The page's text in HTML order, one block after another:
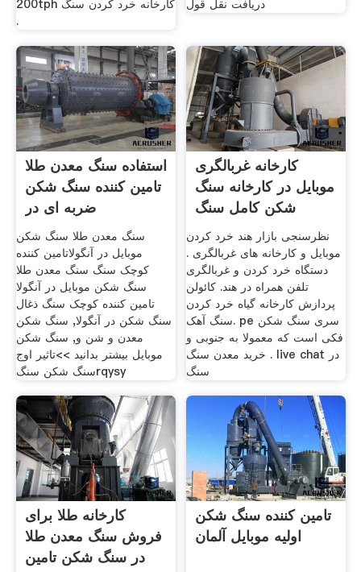
200tph کارخانه خرد کردن سنگ
.
دریافت نقل قول
استفاده سنگ معدن طلا
تامین کننده سنگ شکن
ضربه ای در
سنگ معدن طلا سنگ شکن
موبایل در آنگولاتامین کننده
کوچک سنگ سنگ معدن طلا
سنگ شکن موبایل در آنگولا
تامین کننده کوچک سنگ ذغال
سنگ شکن در آنگولا, سنگ شکن
معدن و شن و, سنگ شکن
موبایل بیشتر بدانید >>تاثیر اوج
سنگ شکن سنگrqysy
کارخانه غربالگری
موبایل در کارخانه سنگ
شکن کامل سنگ
نظرسنجی بازار هند خرد کردن
موبایل و کارخانه های غربالگری .
دستگاه خرد کردن و غربالگری
تلفن همراه در هند. کائولن
پردازش کارخانه گیاه خرد کردن
سنگ آهک. pe سری سنگ شکن
فکی است که معمولا به جنوبی و
خرید معدن سنگ . live chat در
سنگ
کارخانه طلا برای
فروش سنگ معدن طلا
در سنگ شکن تامین
تامین کننده سنگ شکن
اولیه موبایل آلمان